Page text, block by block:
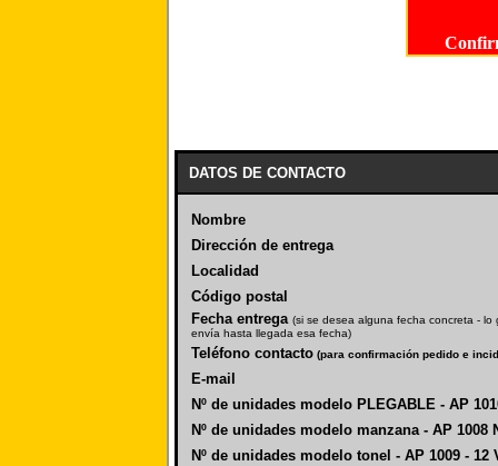
DATOS DE CONTACTO
Nombre
Dirección de entrega
Localidad
Código postal
Fecha entrega (si se desea alguna fecha concreta - lo
envía hasta llegada esa fecha)
Teléfono contacto (para confirmación pedido e
E-mail
Nº de unidades modelo PLEGABLE - AP
Nº de unidades modelo manzana - AP 1008
Nº de unidades modelo tonel - AP 1009 - 12